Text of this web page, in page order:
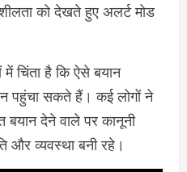
को देखते हुए अलर्ट मोड
में चिंता है कि ऐसे बयान
पहुंचा सकते हैं। कई लोगों ने
बयान देने वाले पर कानूनी
और व्यवस्था बनी रहे।